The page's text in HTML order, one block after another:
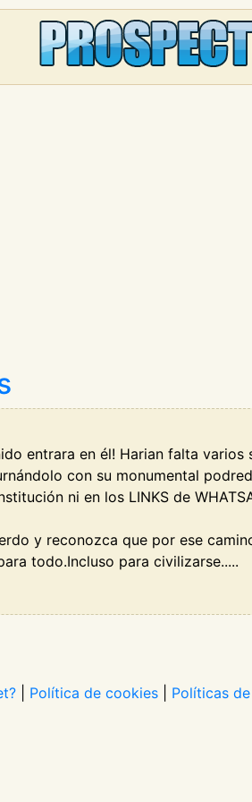
entrara en él! Harian falta
con su monumental
ni en los LINKS de
y reconozca que por ese
todo.Incluso para civilizarse.....
| Política de cookies| Políticas